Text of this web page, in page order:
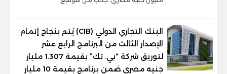
البنك التجاري الدولي (CIB) يُتم بنجاح إتمام
الإصدار الثالث من البرنامج الرابع عشر
لتوريق شركة “بي. تك” بقيمة 1.307 مليار
جنيه مصري ضمن برنامج بقيمة 10 مليار